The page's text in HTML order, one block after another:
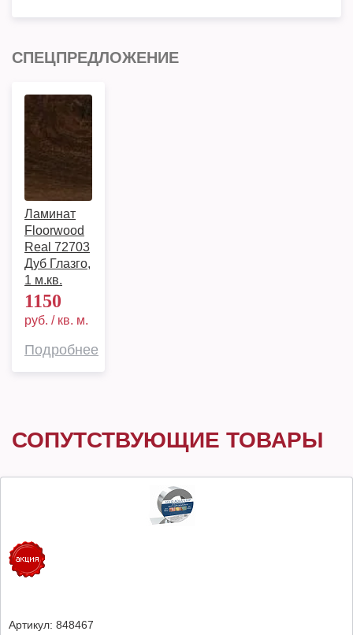
СПЕЦПРЕДЛОЖЕНИЕ
Ламинат
Floorwood
Real 72703
Дуб Глазго,
1 м.кв.
1150
руб. / кв. м.
Подробнее
СОПУТСТВУЮЩИЕ ТОВАРЫ
Артикул: 848467